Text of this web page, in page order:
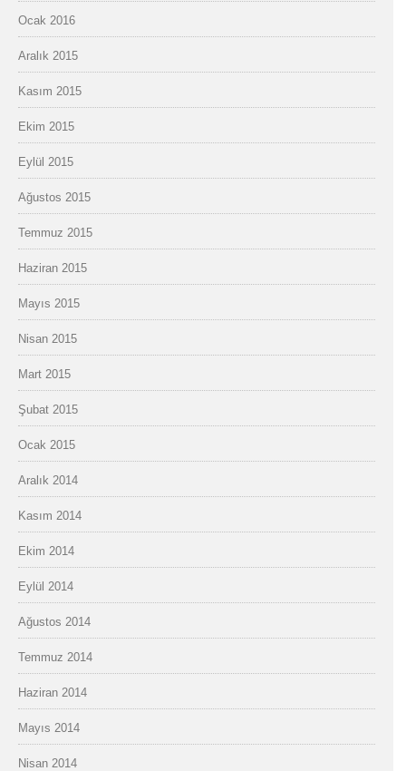
Ocak 2016
Aralık 2015
Kasım 2015
Ekim 2015
Eylül 2015
Ağustos 2015
Temmuz 2015
Haziran 2015
Mayıs 2015
Nisan 2015
Mart 2015
Şubat 2015
Ocak 2015
Aralık 2014
Kasım 2014
Ekim 2014
Eylül 2014
Ağustos 2014
Temmuz 2014
Haziran 2014
Mayıs 2014
Nisan 2014